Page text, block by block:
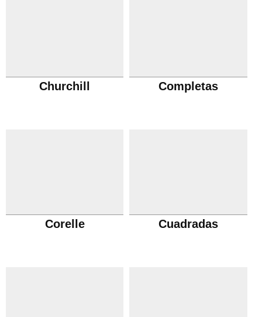
Churchill Completas
Corelle Cuadradas